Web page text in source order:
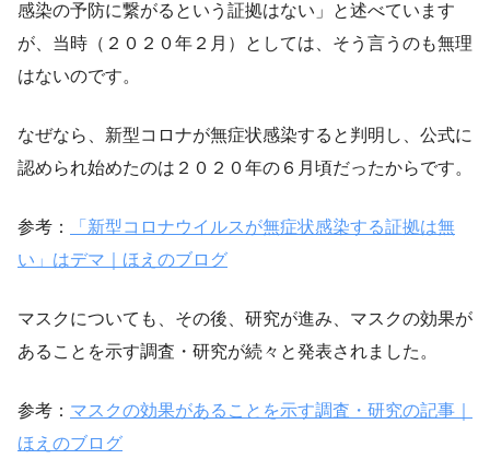
感染の予防に繋がるという証拠はない」と述べています
が、当時（２０２０年２月）としては、そう言うのも無理
はないのです。
なぜなら、新型コロナが無症状感染すると判明し、公式に
認められ始めたのは２０２０年の６月頃だったからです。
参考：
「新型コロナウイルスが無症状感染する証拠は無
い」はデマ｜ほえのブログ
マスクについても、その後、研究が進み、マスクの効果が
あることを示す調査・研究が続々と発表されました。
参考： マスクの効果があることを示す調査・研究の記事｜
ほえのブログ